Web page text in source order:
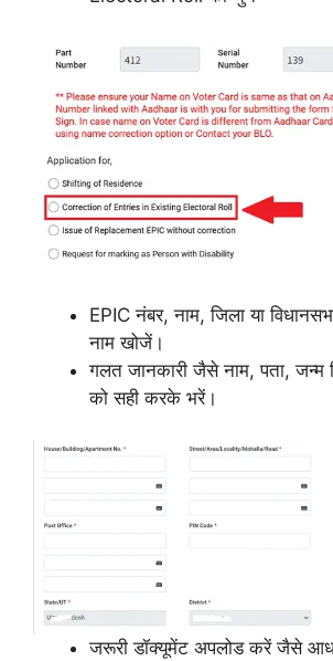
EPIC नंबर, नाम, जिला या
नाम खोजें।
गलत जानकारी जैसे नाम, पता, जन्म
को सही करके भरें।
जरूरी डॉक्यूमेंट अपलोड करें जैसे